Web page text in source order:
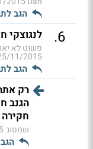
הגב
6
. לנגוצקי
פשוט לא
11/2015 13:10
הגב
רק
חקירה
שמטוב